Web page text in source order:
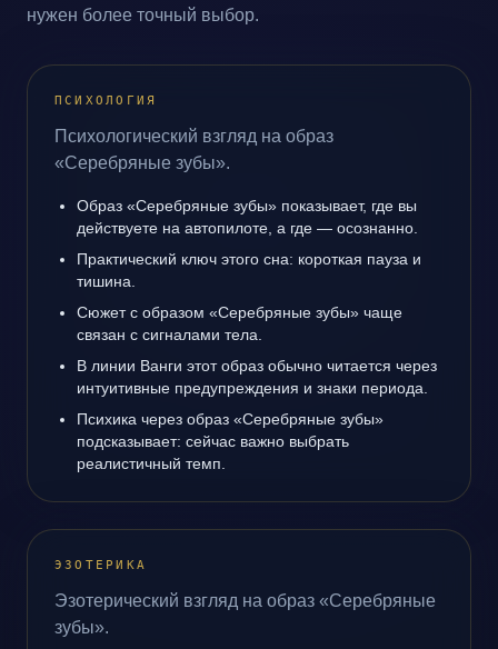
нужен более точный выбор.
ПСИХОЛОГИЯ
Психологический взгляд на образ
«Серебряные зубы».
Образ «Серебряные зубы» показывает, где вы
действуете на автопилоте, а где — осознанно.
Практический ключ этого сна: короткая пауза и
тишина.
Сюжет с образом «Серебряные зубы» чаще
связан с сигналами тела.
В линии Ванги этот образ обычно читается через
интуитивные предупреждения и знаки периода.
Психика через образ «Серебряные зубы»
подсказывает: сейчас важно выбрать
реалистичный темп.
ЭЗОТЕРИКА
Эзотерический взгляд на образ «Серебряные
зубы».